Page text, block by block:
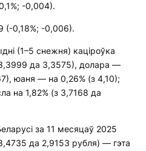
-0,004).
(-0,18%; -0,006).
(1–5 снежня) каціроўка
3,3999 да 3,3575), долара —
юаня — на 0,26% (з 4,10);
на 1,82% (з 3,7168 да
за 11 месяцаў 2025
3,4735 да 2,9153 рубля) — гэта